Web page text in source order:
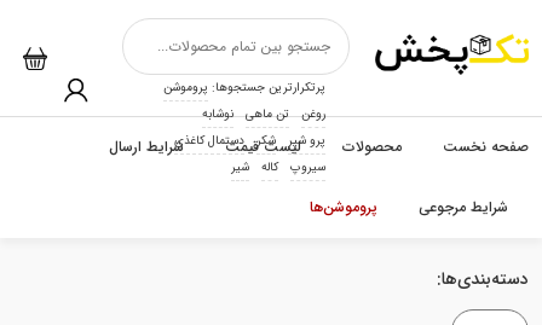
پرتکرارترین جستجوها: پروموشن
روغن
تن ماهی
نوشابه
پرو شیر
شکر
دستمال کاغذی
سیروپ
کاله شیر
صفحه نخست محصولات لیست قیمت شرایط ارسال
شرایط مرجوعی پروموشن‌ها
دسته‌بندی‌ها: